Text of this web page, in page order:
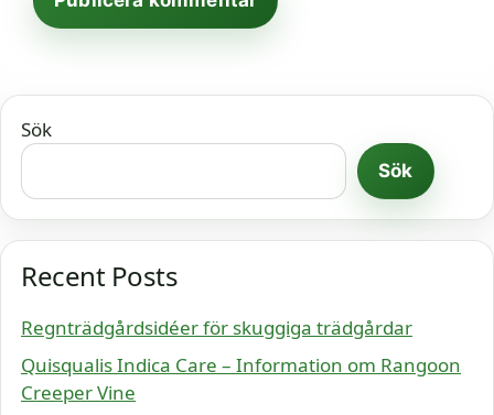
Sök
Sök
Recent Posts
Regnträdgårdsidéer för skuggiga trädgårdar
Quisqualis Indica Care – Information om Rangoon
Creeper Vine